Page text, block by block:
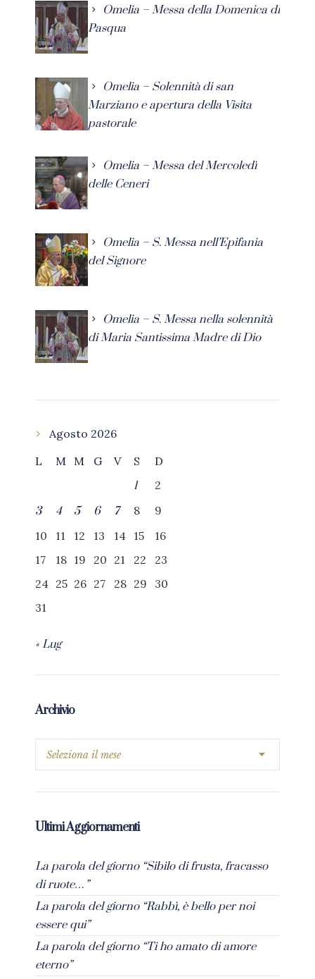
Omelia – Messa della Domenica di
Pasqua
Omelia – Solennità di san
Marziano e apertura della Visita
pastorale
Omelia – Messa del Mercoledì
delle Ceneri
Omelia – S. Messa nell’Epifania
del Signore
Omelia – S. Messa nella solennità
di Maria Santissima Madre di Dio
Agosto 2026
L
M M G V S
D
1
2
3
4 5 6 7 8
9
10
11 12 13 14 15
16
17
18 19 20 21 22
23
24 25 26 27 28 29
30
31
« Lug
Archivio
Ultimi Aggiornamenti
La parola del giorno “Sibilo di frusta, fracasso
di ruote…”
La parola del giorno “Rabbì, è bello per noi
essere qui”
La parola del giorno “Ti ho amato di amore
eterno”